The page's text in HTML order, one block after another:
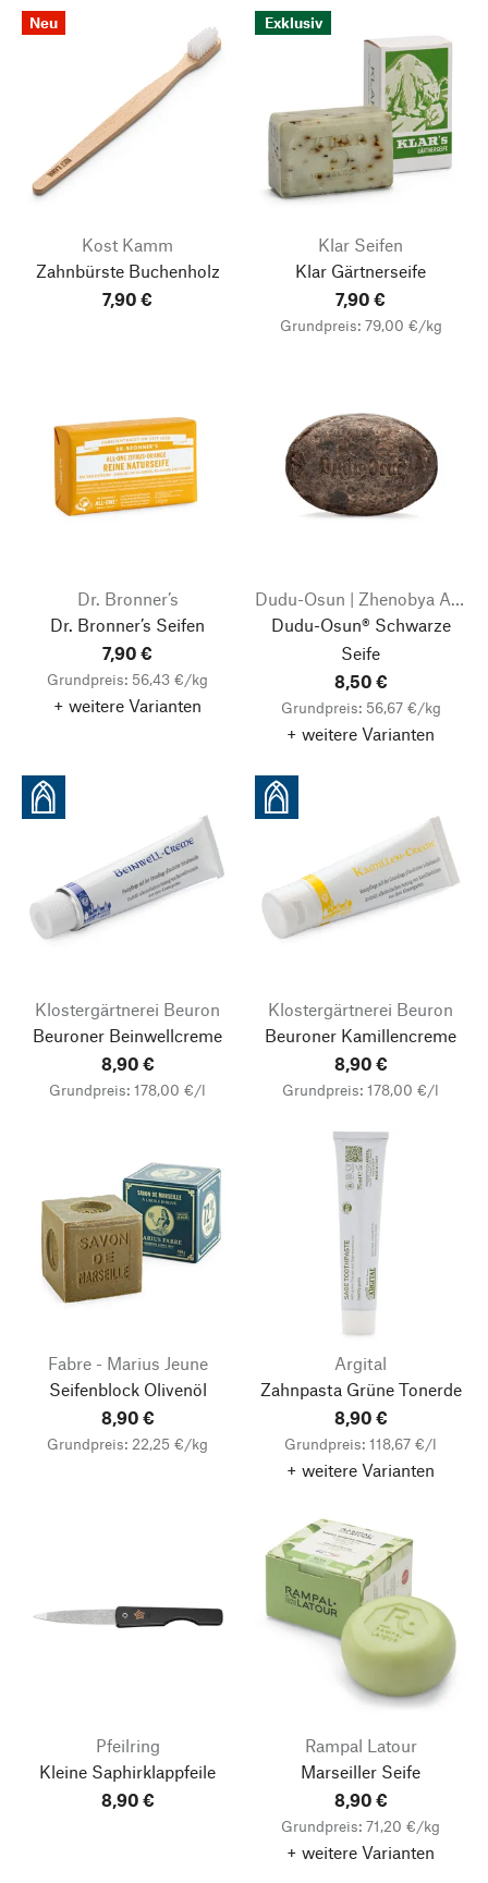
Neu
Kost Kamm
Zahnbürste Buchenholz
7,90 €
Exklusiv
Klar Seifen
Klar Gärtnerseife
7,90 €
Grundpreis: 79,00 €/kg
Dr. Bronner’s
Dr. Bronner’s Seifen
7,90 €
Grundpreis: 56,43 €/kg
+ weitere Varianten
Dudu-Osun | Zhenobya Aleppo- und Naturseifen
Dudu-Osun® Schwarze
Seife
8,50 €
Grundpreis: 56,67 €/kg
+ weitere Varianten
Klostergärtnerei Beuron
Beuroner Beinwellcreme
8,90 €
Grundpreis: 178,00 €/l
Klostergärtnerei Beuron
Beuroner Kamillencreme
8,90 €
Grundpreis: 178,00 €/l
Fabre - Marius Jeune
Seifenblock Olivenöl
8,90 €
Grundpreis: 22,25 €/kg
Argital
Zahnpasta Grüne Tonerde
8,90 €
Grundpreis: 118,67 €/l
+ weitere Varianten
Pfeilring
Kleine Saphirklappfeile
8,90 €
Rampal Latour
Marseiller Seife
8,90 €
Grundpreis: 71,20 €/kg
+ weitere Varianten